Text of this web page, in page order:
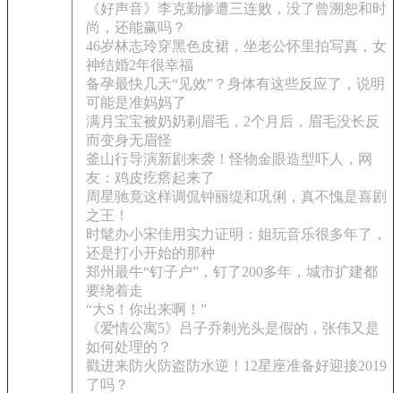
《好声音》李克勤惨遭三连败，没了曾溯恕和时
尚，还能赢吗？
46岁林志玲穿黑色皮裙，坐老公怀里拍写真，女
神结婚2年很幸福
备孕最快几天“见效”？身体有这些反应了，说明
可能是准妈妈了
满月宝宝被奶奶剃眉毛，2个月后，眉毛没长反
而变身无眉怪
釜山行导演新剧来袭！怪物金眼造型吓人，网
友：鸡皮疙瘩起来了
周星驰竟这样调侃钟丽缇和巩俐，真不愧是喜剧
之王！
时髦办小宋佳用实力证明：姐玩音乐很多年了，
还是打小开始的那种
郑州最牛“钉子户”，钉了200多年，城市扩建都
要绕着走
“大S！你出来啊！”
《爱情公寓5》吕子乔剃光头是假的，张伟又是
如何处理的？
戳进来防火防盗防水逆！12星座准备好迎接2019
了吗？